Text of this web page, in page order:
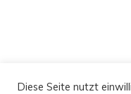
Diese Seite nutzt